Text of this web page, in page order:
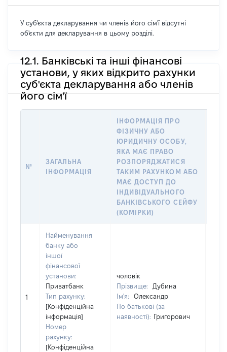
У суб'єкта декларування чи членів його сім'ї відсутні
об'єкти для декларування в цьому розділі.
12.1. Банківські та інші фінансові
установи, у яких відкрито рахунки
суб'єкта декларування або членів
його сім'ї
№
ЗАГАЛЬНА
ІНФОРМАЦІЯ
ІНФОРМАЦІЯ ПРО
ФІЗИЧНУ АБО
ЮРИДИЧНУ ОСОБУ,
ЯКА МАЄ ПРАВО
РОЗПОРЯДЖАТИСЯ
ТАКИМ РАХУНКОМ АБО
МАЄ ДОСТУП ДО
ІНДИВІДУАЛЬНОГО
БАНКІВСЬКОГО СЕЙФУ
(КОМІРКИ)
1
Найменування
банку або
іншої
фінансової
установи:
Приватбанк
Тип рахунку:
[Конфіденційна
інформація]
Номер
рахунку:
[Конфіденційна
чоловік
Прізвище:
Дубина
Ім'я:
Олександр
По батькові (за
наявності): Григорович